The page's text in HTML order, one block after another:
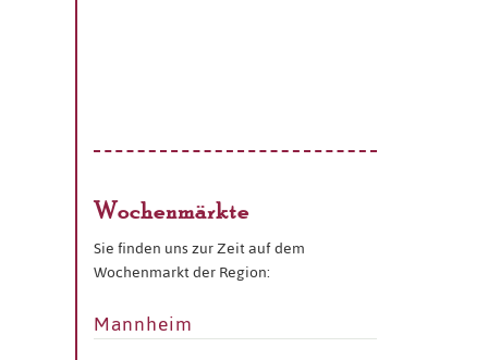
Wochenmärkte
Sie finden uns zur Zeit auf dem
Wochenmarkt der Region:
Mannheim